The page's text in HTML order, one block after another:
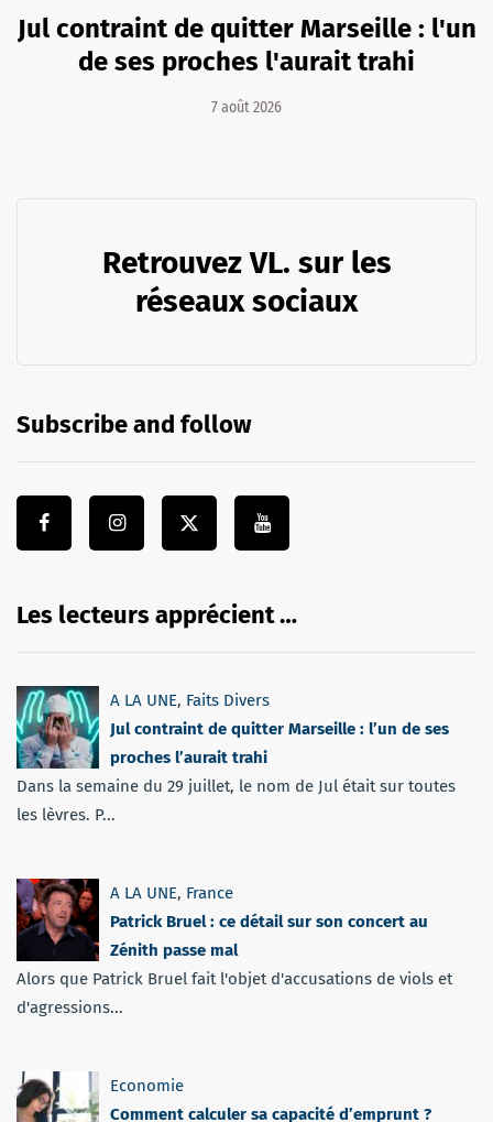
Jul contraint de quitter Marseille : l'un
de ses proches l'aurait trahi
7 août 2026
Retrouvez VL. sur les
réseaux sociaux
Subscribe and follow
Les lecteurs apprécient …
A LA UNE, Faits Divers
Jul contraint de quitter Marseille : l’un de ses
proches l’aurait trahi
Dans la semaine du 29 juillet, le nom de Jul était sur toutes
les lèvres. P...
A LA UNE, France
Patrick Bruel : ce détail sur son concert au
Zénith passe mal
Alors que Patrick Bruel fait l'objet d'accusations de viols et
d'agressions...
Economie
Comment calculer sa capacité d’emprunt ?